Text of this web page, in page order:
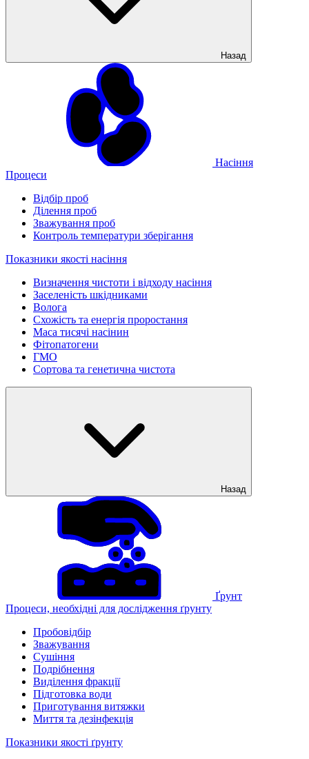
Назад
Насіння
Процеси
Відбір проб
Ділення проб
Зважування проб
Контроль температури зберігання
Показники якості насіння
Визначення чистоти і відходу насіння
Заселеність шкідниками
Волога
Схожість та енергія проростання
Маса тисячі насінин
Фітопатогени
ГМО
Сортова та генетична чистота
Назад
Ґрунт
Процеси, необхідні для дослідження ґрунту
Пробовідбір
Зважування
Сушіння
Подрібнення
Виділення фракції
Підготовка води
Приготування витяжки
Миття та дезінфекція
Показники якості ґрунту